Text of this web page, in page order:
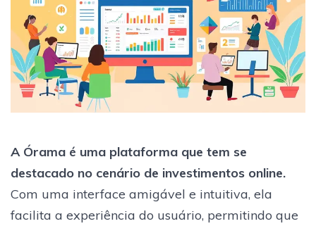
A Órama é uma plataforma que tem se
destacado no cenário de investimentos online.
Com uma interface amigável e intuitiva, ela
facilita a experiência do usuário, permitindo que